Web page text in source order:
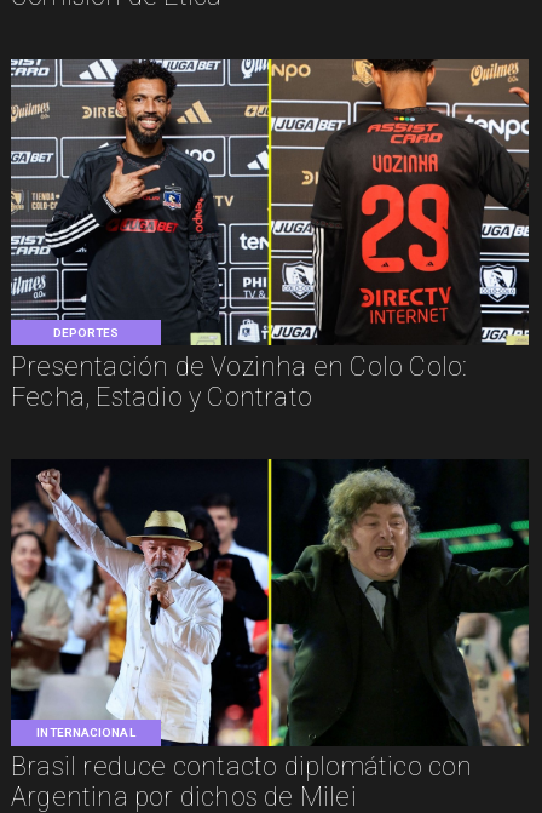
DEPORTES
Presentación de Vozinha en Colo Colo:
Fecha, Estadio y Contrato
INTERNACIONAL
Brasil reduce contacto diplomático con
Argentina por dichos de Milei